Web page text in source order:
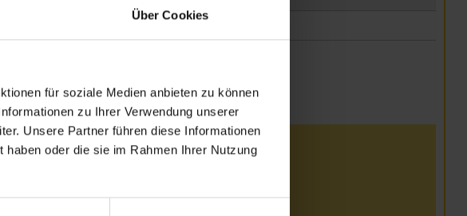
Über Cookies
für soziale Medien anbieten zu können
zu Ihrer Verwendung unserer
Unsere Partner führen diese Informationen
oder die sie im Rahmen Ihrer Nutzung